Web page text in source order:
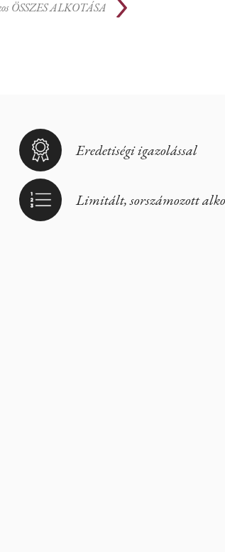
ÖSSZES ALKOTÁSA
Eredetiségi igazolással
Limitált, sorszámozott